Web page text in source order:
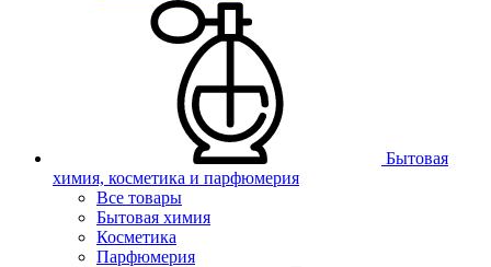
Бытовая
химия, косметика и парфюмерия
Все товары
Бытовая химия
Косметика
Парфюмерия